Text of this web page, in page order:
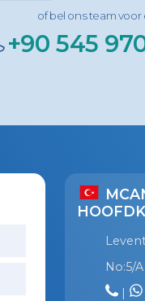
of bel ons team voor
+90 545
No:5/
|